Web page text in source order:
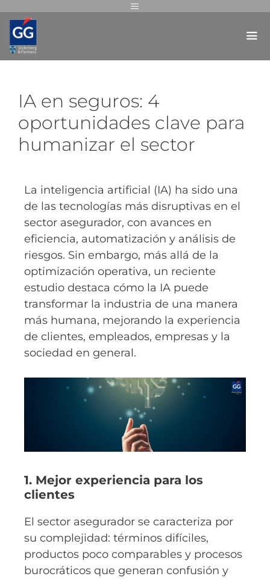
IA en seguros: 4
oportunidades clave para
humanizar el sector
La inteligencia artificial (IA) ha sido una
de las tecnologías más disruptivas en el
sector asegurador, con avances en
eficiencia, automatización y análisis de
riesgos. Sin embargo, más allá de la
optimización operativa, un reciente
estudio destaca cómo la IA puede
transformar la industria de una manera
más humana, mejorando la experiencia
de clientes, empleados, empresas y la
sociedad en general.
1. Mejor experiencia para los
clientes
El sector asegurador se caracteriza por
su complejidad: términos difíciles,
productos poco comparables y procesos
burocráticos que generan confusión y